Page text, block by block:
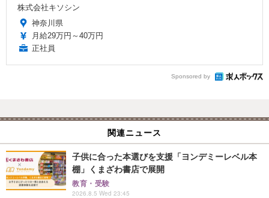
株式会社キソシン
神奈川県
月給29万円～40万円
正社員
Sponsored by
関連ニュース
子供に合った本選びを支援「ヨンデミーレベル本
棚」くまざわ書店で展開
教育・受験
2026.8.5 Wed 23:45